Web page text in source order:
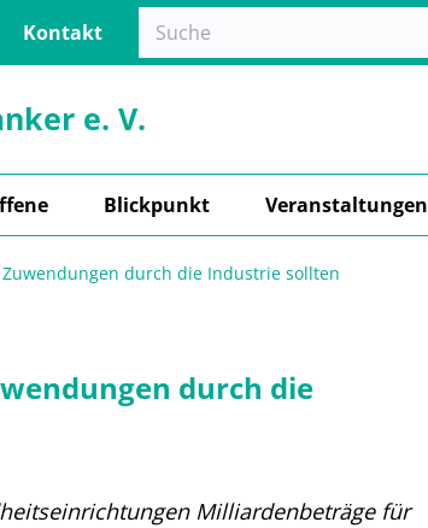
Kontakt
e. V.
Blickpunkt Veranstaltungen
durch die Industrie sollten
durch die
Milliardenbeträge für